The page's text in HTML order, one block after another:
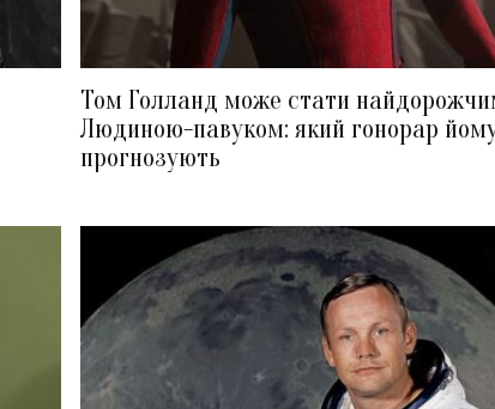
Том Голланд може стати
Людиною-павуком: який гонорар
прогнозують